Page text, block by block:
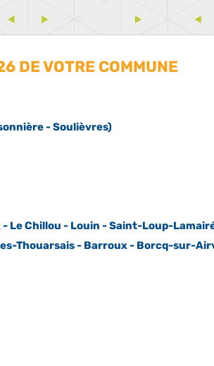
DE VOTRE COMMUNE
- Soulièvres)
Le Chillou - Louin - Saint-Loup-
Thouarsais - Barroux - Borcq-sur-